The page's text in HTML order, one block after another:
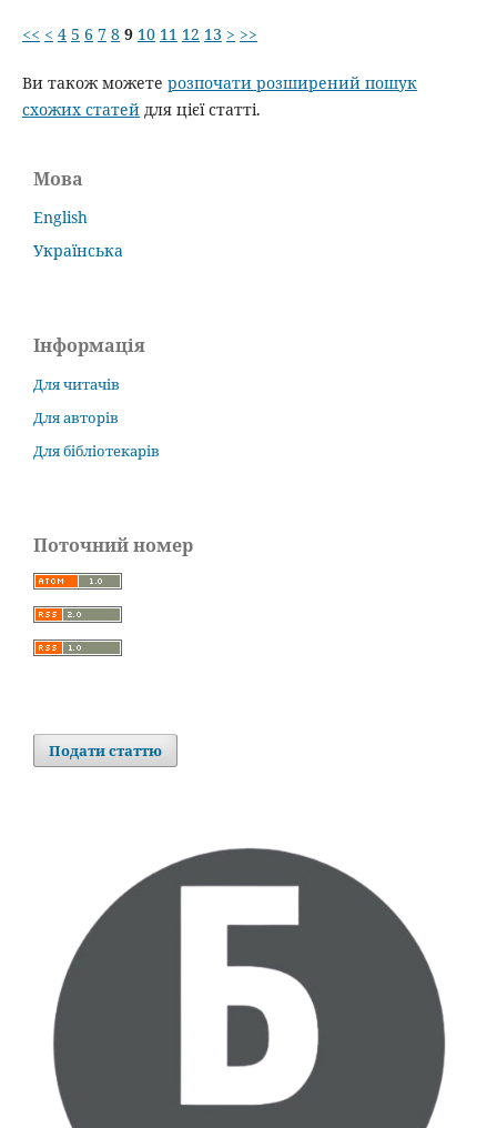
<< < 4 5 6 7 8 9 10 11 12 13 > >>
Ви також можете розпочати розширений пошук
схожих статейдля цієї статті.
Мова
English
Українська
Інформація
Для читачів
Для авторів
Для бібліотекарів
Поточний номер
Подати статтю